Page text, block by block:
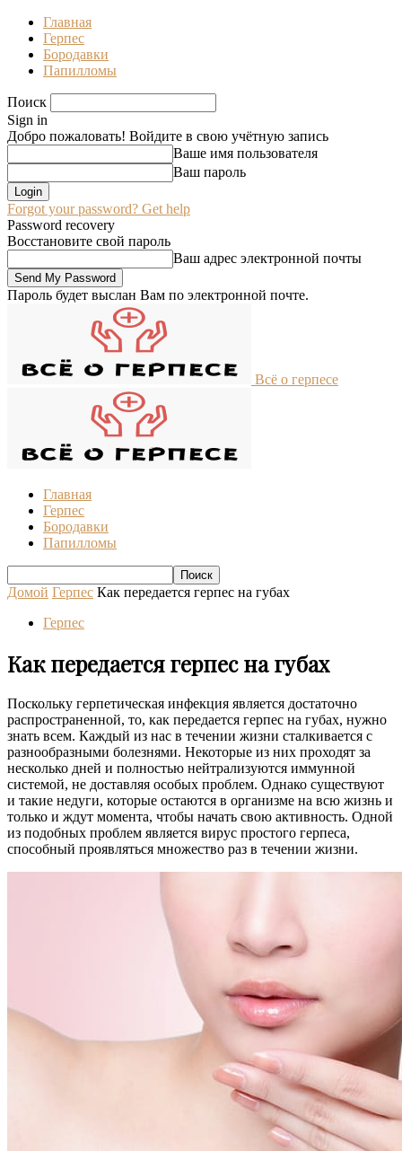
Главная
Герпес
Бородавки
Папилломы
Поиск
Sign in
Добро пожаловать! Войдите в свою учётную запись
Ваше имя пользователя
Ваш пароль
Forgot your password? Get help
Password recovery
Восстановите свой пароль
Ваш адрес электронной почты
Пароль будет выслан Вам по электронной почте.
Всё о герпесе
Главная
Герпес
Бородавки
Папилломы
Домой Герпес Как передается герпес на губах
Герпес
Как передается герпес на губах
Поскольку герпетическая инфекция является достаточно
распространенной, то, как передается герпес на губах, нужно
знать всем. Каждый из нас в течении жизни сталкивается с
разнообразными болезнями. Некоторые из них проходят за
несколько дней и полностью нейтрализуются иммунной
системой, не доставляя особых проблем. Однако существуют
и такие недуги, которые остаются в организме на всю жизнь и
только и ждут момента, чтобы начать свою активность. Одной
из подобных проблем является вирус простого герпеса,
способный проявляться множество раз в течении жизни.